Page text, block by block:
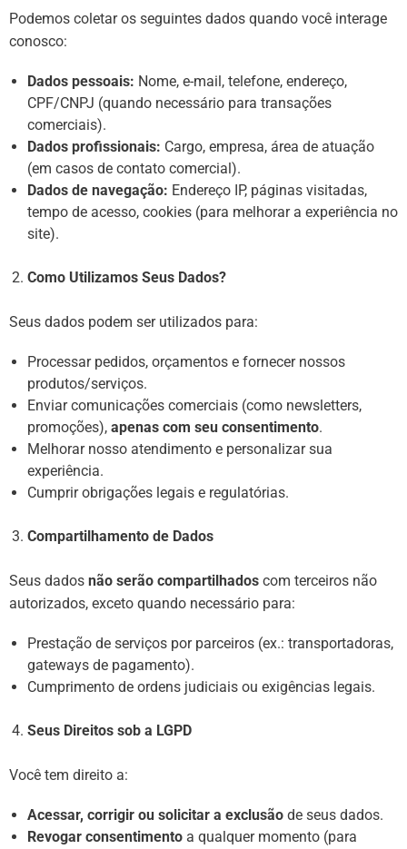
Podemos coletar os seguintes dados quando você interage
conosco:
Dados pessoais: Nome, e-mail, telefone, endereço,
CPF/CNPJ (quando necessário para transações
comerciais).
Dados profissionais: Cargo, empresa, área de atuação
(em casos de contato comercial).
Dados de navegação: Endereço IP, páginas visitadas,
tempo de acesso, cookies (para melhorar a experiência no
site).
Como Utilizamos Seus Dados?
Seus dados podem ser utilizados para:
Processar pedidos, orçamentos e fornecer nossos
produtos/serviços.
Enviar comunicações comerciais (como newsletters,
promoções), apenas com seu consentimento.
Melhorar nosso atendimento e personalizar sua
experiência.
Cumprir obrigações legais e regulatórias.
Compartilhamento de Dados
Seus dados não serão compartilhados com terceiros não
autorizados, exceto quando necessário para:
Prestação de serviços por parceiros (ex.: transportadoras,
gateways de pagamento).
Cumprimento de ordens judiciais ou exigências legais.
Seus Direitos sob a LGPD
Você tem direito a:
Acessar, corrigir ou solicitar a exclusão de seus dados.
Revogar consentimento a qualquer momento (para